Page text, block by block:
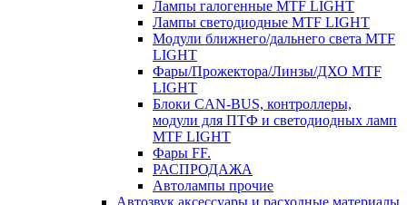
Лампы галогенные MTF LIGHT
Лампы светодиодные MTF LIGHT
Модули ближнего/дальнего света MTF
LIGHT
Фары/Прожектора/Линзы/ДХО MTF
LIGHT
Блоки CAN-BUS, контроллеры,
модули для ПТФ и светодиодных ламп
MTF LIGHT
Фары FF.
РАСПРОДАЖА
Автолампы прочие
Автозвук аксессуары и расходные материалы